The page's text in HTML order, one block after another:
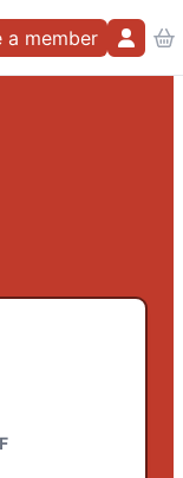
a member